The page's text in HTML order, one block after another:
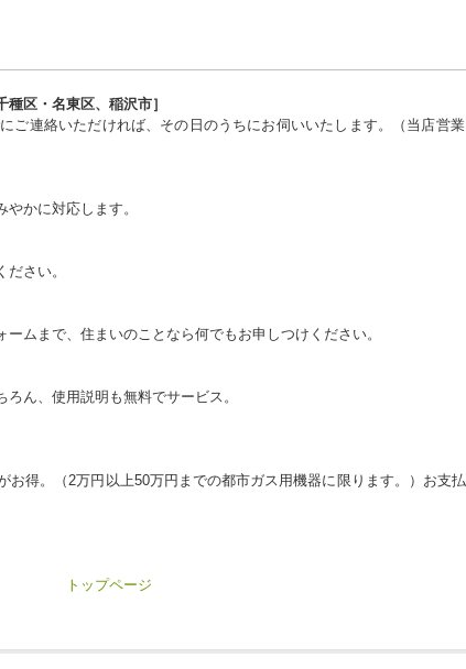
区・名東区、稲沢市］
ご連絡いただければ、その日のうちにお伺いいたします。（当店営
かに対応します。
さい。
ムまで、住まいのことなら何でもお申しつけください。
ん、使用説明も無料でサービス。
得。（2万円以上50万円までの都市ガス用機器に限ります。）お支
トップページ